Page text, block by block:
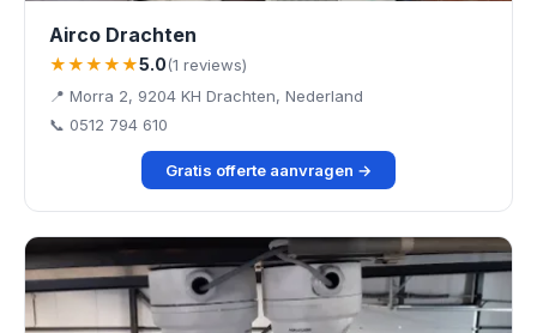
Airco Drachten
★★★★★5.0(1 reviews)
📍 Morra 2, 9204 KH Drachten, Nederland
📞 0512 794 610
Gratis offerte aanvragen →